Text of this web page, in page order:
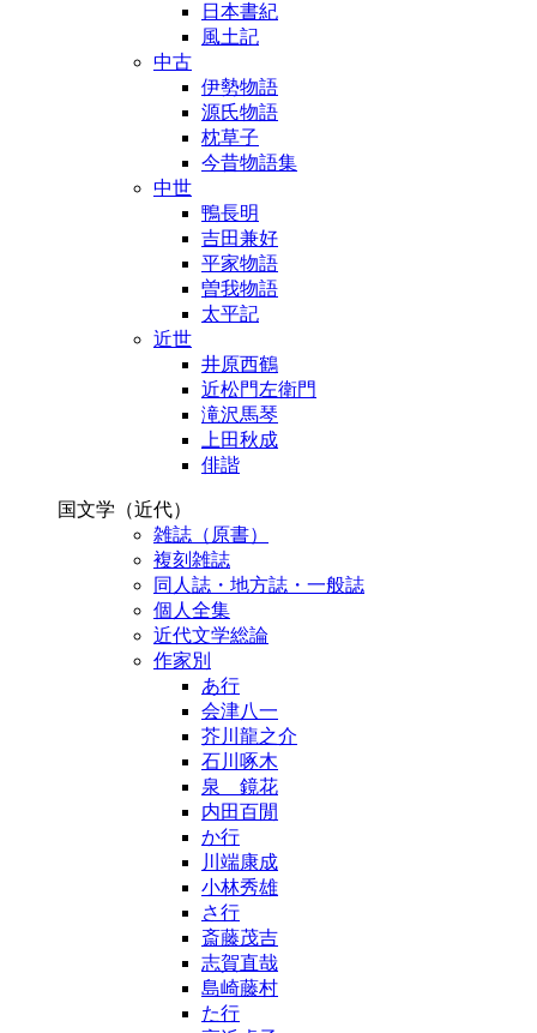
日本書紀
風土記
中古
伊勢物語
源氏物語
枕草子
今昔物語集
中世
鴨長明
吉田兼好
平家物語
曽我物語
太平記
近世
井原西鶴
近松門左衛門
滝沢馬琴
上田秋成
俳諧
国文学（近代）
雑誌（原書）
複刻雑誌
同人誌・地方誌・一般誌
個人全集
近代文学総論
作家別
あ行
会津八一
芥川龍之介
石川啄木
泉 鏡花
内田百閒
か行
川端康成
小林秀雄
さ行
斎藤茂吉
志賀直哉
島崎藤村
た行